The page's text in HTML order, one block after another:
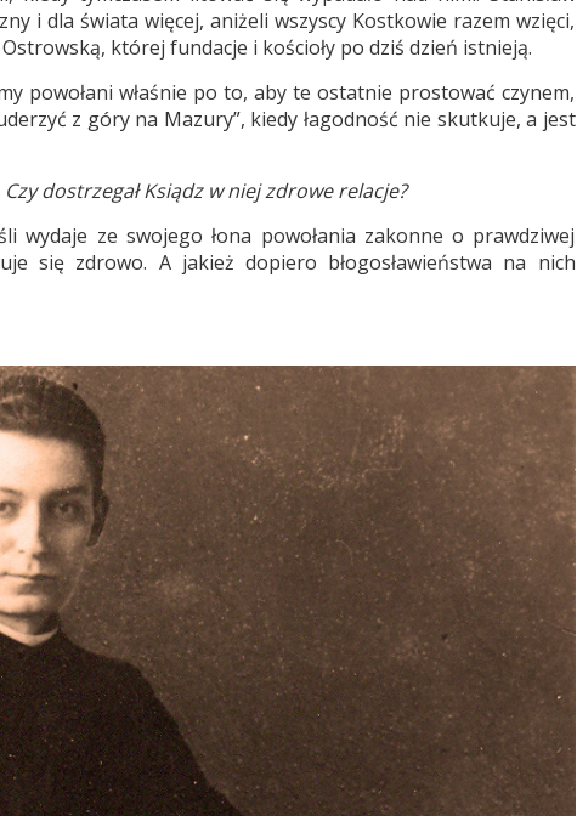
i dla świata więcej, aniżeli wszyscy Kostkowie razem wzięci,
której fundacje i kościoły po dziś dzień istnieją.
powołani właśnie po to, aby te ostatnie prostować czynem,
z góry na Mazury”, kiedy łagodność nie skutkuje, a jest
dostrzegał Ksiądz w niej zdrowe relacje?
wydaje ze swojego łona powołania zakonne o prawdziwej
się zdrowo. A jakież dopiero błogosławieństwa na nich